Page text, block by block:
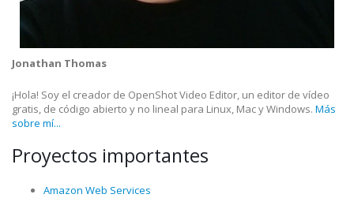
Jonathan Thomas
¡Hola! Soy el creador de OpenShot Video Editor, un editor de vídeo
gratis, de código abierto y no lineal para Linux, Mac y Windows. Más
sobre mí...
Proyectos importantes
Amazon Web Services